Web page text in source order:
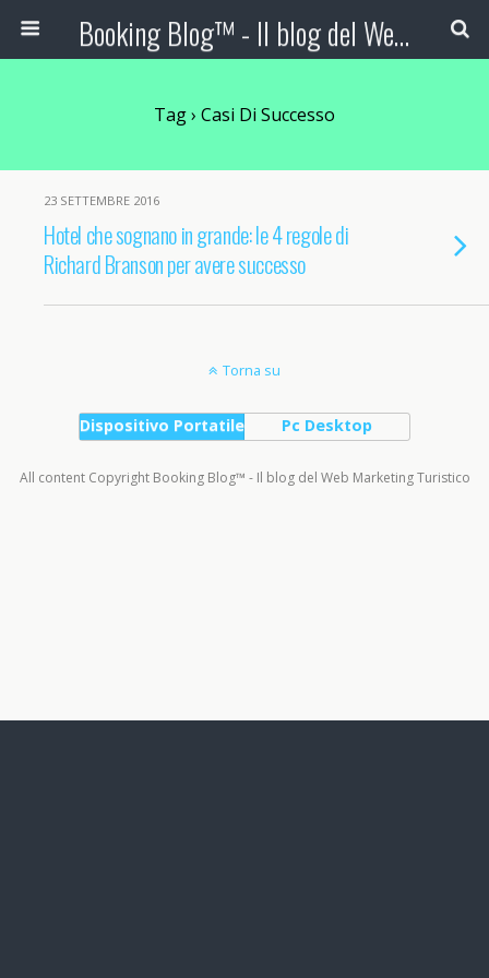
Booking Blog™ - Il blog del Web Marketing Turistico
Tag › Casi Di Successo
23 SETTEMBRE 2016
Hotel che sognano in grande: le 4 regole di
Richard Branson per avere successo
Torna su
Dispositivo Portatile Pc Desktop
All content Copyright Booking Blog™ - Il blog del Web Marketing Turistico